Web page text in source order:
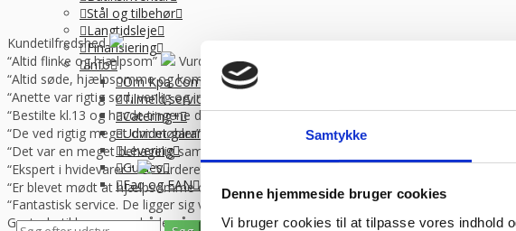
Samtykke
Denne hjemmeside bruger cookies
Vi bruger cookies til at tilpasse vores indhold
Stål og tilbehør
Langtidsleje
Finansiering
Info
Om Kpa Company
Tilmeld service
Catering+
Udvidet garanti
Levering
Guides
Faq og EAN
Kundetilfredshed
“Altid flinke og hjælpsom”
Vurderet af Georg
“Altid søde, hjælpsomme og kompetente !”
“Anette var rigtig sød, venlig og imødekommende kommende. Fik en fejl levering og
“Bestilte kl.13 og havde tingene dagen efter kl.10. God service ☺”
Vurderet af Heidi
“De ved rigtig meget om møbler”
Vurderet af Kris
“Det var en meget behagelig samtale.”
“Ekspert i hvidevarer “
Vurderet af Kris
“Er blevet mødt at hjælpsomme og utrolig søde medarbejdere”
Vurderet af Tina
“Fantastisk service. De ligger sig virkelig i selen for at give en god oplevelse. Jeg fik
Gastrobutikken – som både på priser og service er noget ud over det sædvanlige.”